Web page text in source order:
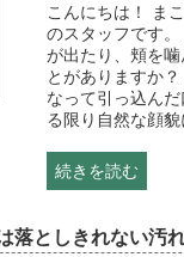
こんにちは！ ま
のスタッフです
が出たり、頬を
とがありますか
なって引っ込ん
る限り自然な顔
続きを読む
落としきれない汚